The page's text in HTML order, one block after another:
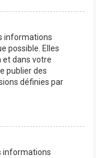
informations
possible. Elles
et dans votre
publier des
définies par
informations